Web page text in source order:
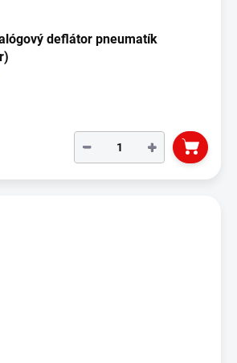
deflátor pneumatík
+
−